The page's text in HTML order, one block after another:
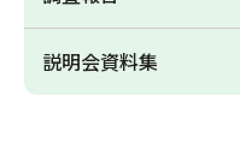
説明会資料集